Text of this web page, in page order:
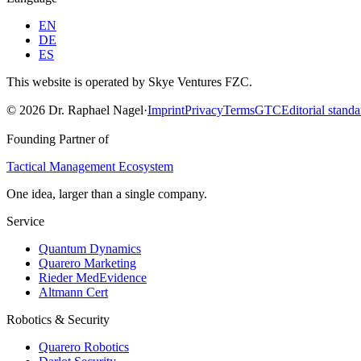
EN
DE
ES
This website is operated by Skye Ventures FZC.
© 2026 Dr. Raphael Nagel·ImprintPrivacyTermsGTCEditorial
Founding Partner of
Tactical Management Ecosystem
One idea, larger than a single company.
Service
Quantum Dynamics
Quarero Marketing
Rieder MedEvidence
Altmann Cert
Robotics & Security
Quarero Robotics